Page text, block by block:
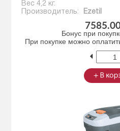
Вес 4,2 кг.
Производитель:
Ezetil
Бонус при
При покупке можно